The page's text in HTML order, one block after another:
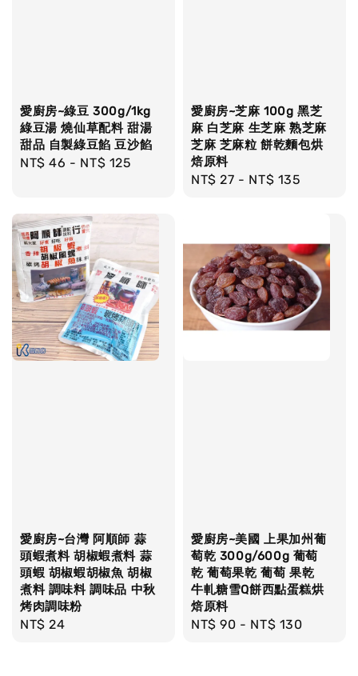
愛廚房~綠豆 300g/1kg
綠豆湯 燒仙草配料 甜湯
甜品 自製綠豆餡 豆沙餡
Regular
NT$ 46 - NT$ 125
愛廚房~芝麻 100g 黑芝
麻 白芝麻 生芝麻 熟芝麻
芝麻 芝麻粒 餅乾麵包烘
焙原料
Regular
NT$ 27 - NT$ 135
愛廚房~台灣 阿順師 蒜
頭蝦煮料 胡椒蝦煮料 蒜
頭蝦 胡椒蝦胡椒魚 胡椒
煮料 調味料 調味品 中秋
烤肉調味粉
Regular
NT$ 24
愛廚房~美國 上果加州葡
萄乾 300g/600g 葡萄
乾 葡萄果乾 葡萄 果乾
牛軋糖雪Q餅西點蛋糕烘
焙原料
Regular
NT$ 90 - NT$ 130